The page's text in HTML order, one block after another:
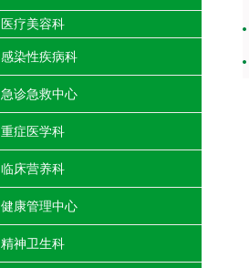
医疗美容科
感染性疾病科
急诊急救中心
重症医学科
临床营养科
健康管理中心
精神卫生科